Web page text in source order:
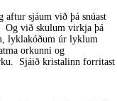
aftur sjáum við þá snúast
Og við skulum virkja þá
lyklakóðum úr lyklum
orkunni og
Sjáið kristalinn forritast